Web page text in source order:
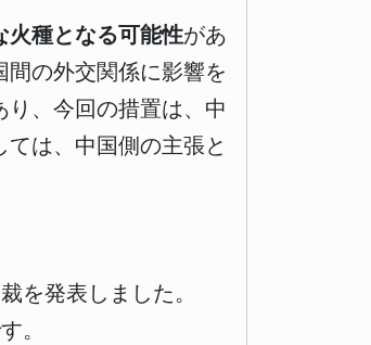
火種となる可能性があ
の外交関係に影響を
、今回の措置は、中
は、中国側の主張と
を発表しました。
。